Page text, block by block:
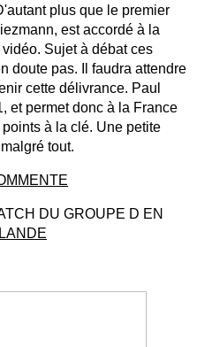
plus que le premier
est accordé à la
Sujet à débat ces
doute pas. Il faudra attendre
cette délivrance. Paul
et permet donc à la France
à la clé. Une petite
tout.
DU GROUPE D EN